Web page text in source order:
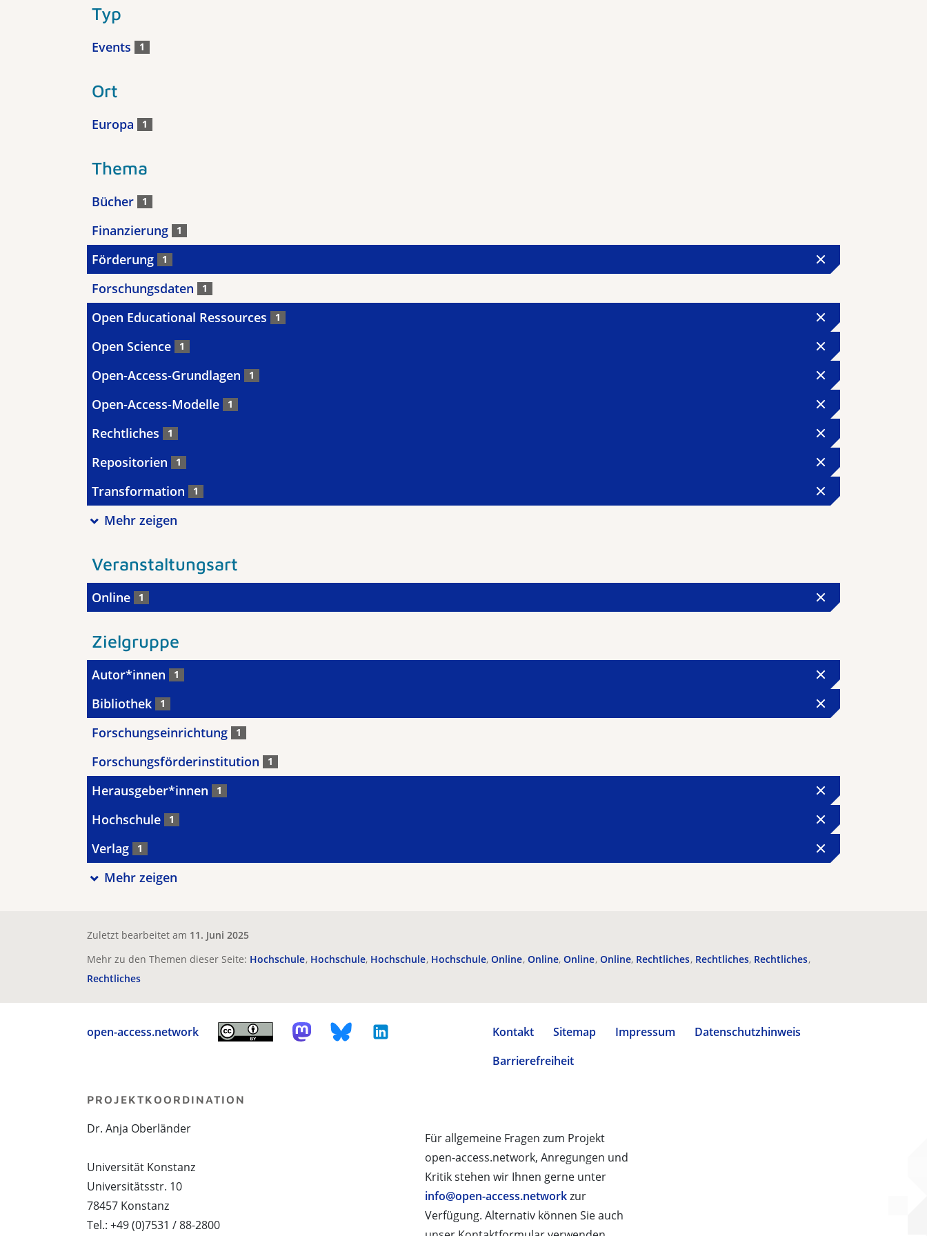
Typ
Events 1
Ort
Europa 1
Thema
Bücher 1
Finanzierung 1
Förderung 1
Forschungsdaten 1
Open Educational Ressources 1
Open Science 1
Open-Access-Grundlagen 1
Open-Access-Modelle 1
Rechtliches 1
Repositorien 1
Transformation 1
Mehr zeigen
Veranstaltungsart
Online 1
Zielgruppe
Autor*innen 1
Bibliothek 1
Forschungseinrichtung 1
Forschungsförderinstitution 1
Herausgeber*innen 1
Hochschule 1
Verlag 1
Mehr zeigen
Zuletzt bearbeitet am 11. Juni 2025
Mehr zu den Themen dieser Seite: Hochschule Hochschule Hochschule Hochschule Online Online Online Online Rechtliches Rechtliches Rechtliches
Rechtliches
open-access.network Kontakt Sitemap Impressum
Datenschutzhinweis
Barrierefreiheit
Für allgemeine Fragen zum Projekt
open-access.network, Anregungen und
Kritik stehen wir Ihnen gerne unter
info@open-access.networkzur
Verfügung. Alternativ können Sie auch
PROJEKTKOORDINATION
Dr. Anja Oberländer
Universität Konstanz
Universitätsstr. 10
78457 Konstanz
Tel.: +49 (0)7531 / 88-2800